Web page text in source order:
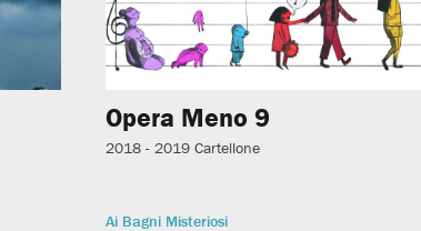
Opera Meno 9
2018 - 2019 Cartellone
Ai Bagni Misteriosi